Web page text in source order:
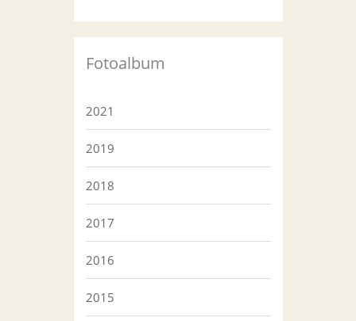
Fotoalbum
2021
2019
2018
2017
2016
2015